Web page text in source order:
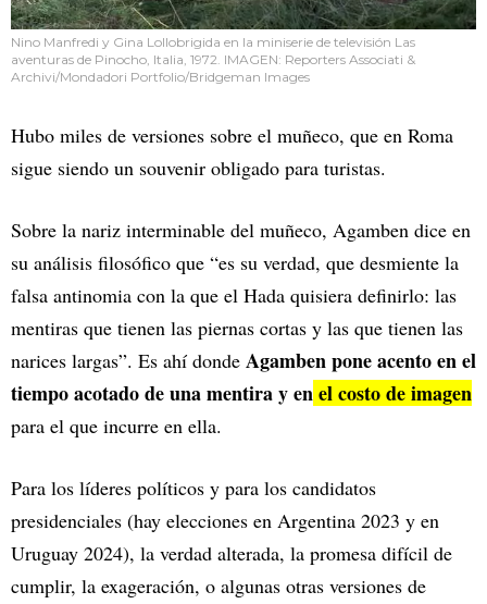
Nino Manfredi y Gina Lollobrigida en la miniserie de televisión Las
aventuras de Pinocho, Italia, 1972. IMAGEN: Reporters Associati &
Archivi/Mondadori Portfolio/Bridgeman Images
Hubo miles de versiones sobre el muñeco, que en Roma
sigue siendo un souvenir obligado para turistas.
Sobre la nariz interminable del muñeco, Agamben dice en
su análisis filosófico que “es su verdad, que desmiente la
falsa antinomia con la que el Hada quisiera definirlo: las
mentiras que tienen las piernas cortas y las que tienen las
narices largas”. Es ahí donde Agamben pone acento en el
tiempo acotado de una mentira y enel costo de imagen
para el que incurre en ella.
Para los líderes políticos y para los candidatos
presidenciales (hay elecciones en Argentina 2023 y en
Uruguay 2024), la verdad alterada, la promesa difícil de
cumplir, la exageración, o algunas otras versiones de